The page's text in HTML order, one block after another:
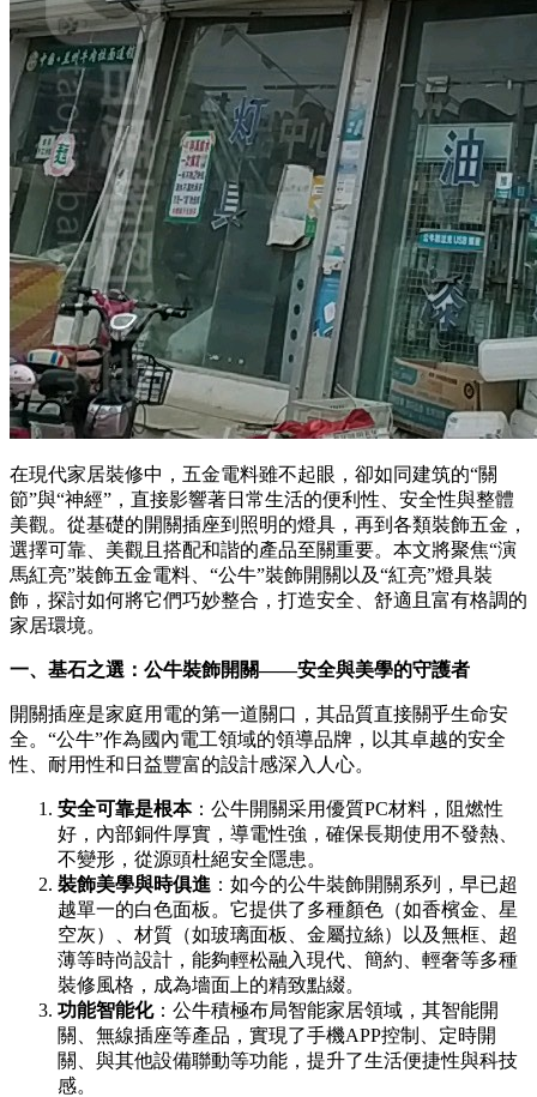
在現代家居裝修中，五金電料雖不起眼，卻如同建筑的“關
節”與“神經”，直接影響著日常生活的便利性、安全性與整體
美觀。從基礎的開關插座到照明的燈具，再到各類裝飾五金，
選擇可靠、美觀且搭配和諧的產品至關重要。本文將聚焦“演
馬紅亮”裝飾五金電料、“公牛”裝飾開關以及“紅亮”燈具裝
飾，探討如何將它們巧妙整合，打造安全、舒適且富有格調的
家居環境。
一、基石之選：公牛裝飾開關——安全與美學的守護者
開關插座是家庭用電的第一道關口，其品質直接關乎生命安
全。“公牛”作為國內電工領域的領導品牌，以其卓越的安全
性、耐用性和日益豐富的設計感深入人心。
安全可靠是根本：公牛開關采用優質PC材料，阻燃性
好，內部銅件厚實，導電性強，確保長期使用不發熱、
不變形，從源頭杜絕安全隱患。
裝飾美學與時俱進 ：如今的公牛裝飾開關系列，早已超
越單一的白色面板。它提供了多種顏色（如香檳金、星
空灰）、材質（如玻璃面板、金屬拉絲）以及無框、超
薄等時尚設計，能夠輕松融入現代、簡約、輕奢等多種
裝修風格，成為墻面上的精致點綴。
功能智能化：公牛積極布局智能家居領域，其智能開
關、無線插座等產品，實現了手機APP控制、定時開
關、與其他設備聯動等功能，提升了生活便捷性與科技
感。